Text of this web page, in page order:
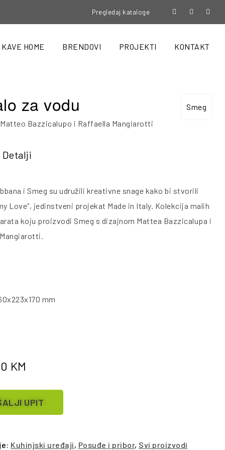
Pregledaj kataloge
KAVE HOME BRENDOVI PROJEKTI KONTAKT
Smeg
za vodu
Bazzicalupo i Raffaella Mangiarotti
Detalji
i Smeg su udružili kreativne snage kako bi stvorili
Love”, jedinstveni projekat Made in Italy. Kolekcija malih
koju proizvodi Smeg s dizajnom Mattea Bazzicalupa i
mm
KM
UPIT
Kuhinjski uređaji, Posuđe i pribor, Svi proizvodi